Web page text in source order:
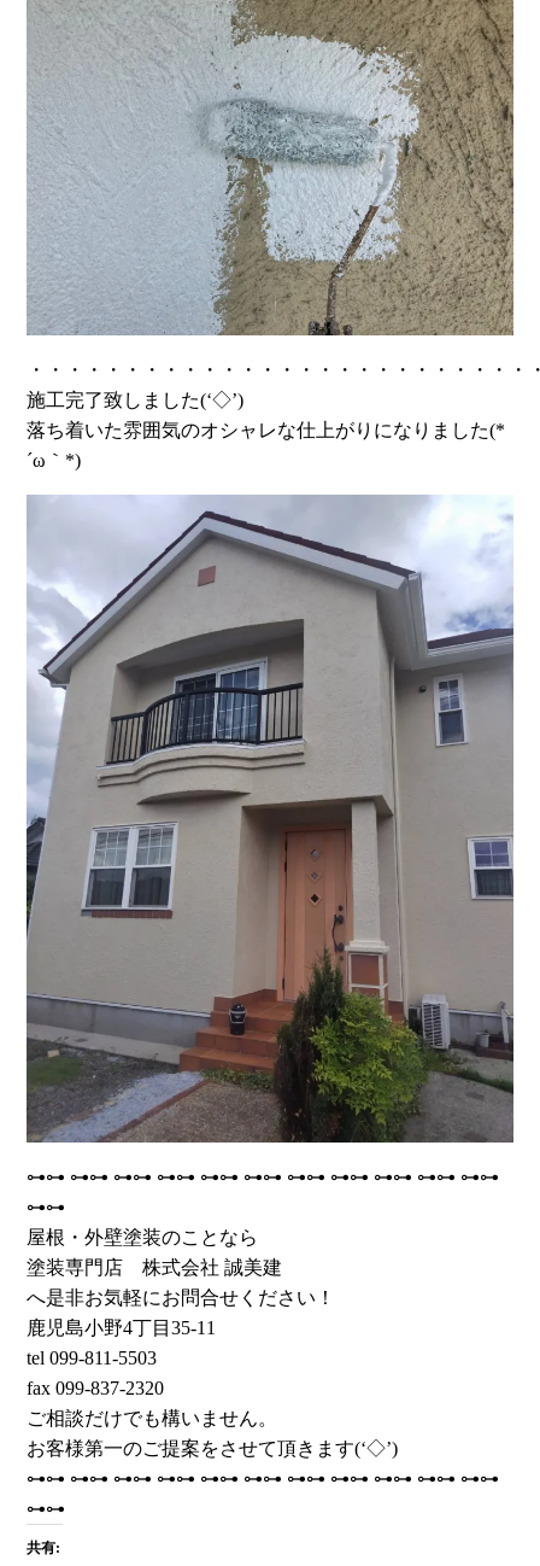
・・・・・・・・・・・・・・・・・・・・・・・・・・
施工完了致しました(‘◇’)ゞ
落ち着いた雰囲気のオシャレな仕上がりになりました(*
´ω｀*)
⊶⊶ ⊶⊶ ⊶⊶ ⊶⊶ ⊶⊶ ⊶⊶ ⊶⊶ ⊶⊶ ⊶⊶ ⊶⊶ ⊶⊶
⊶⊶
屋根・外壁塗装のことなら
塗装専門店 株式会社 誠美建
へ是非お気軽にお問合せください！
鹿児島小野4丁目35-11
tel 099-811-5503
fax 099-837-2320
ご相談だけでも構いません。
お客様第一のご提案をさせて頂きます(‘◇’)ゞ
⊶⊶ ⊶⊶ ⊶⊶ ⊶⊶ ⊶⊶ ⊶⊶ ⊶⊶ ⊶⊶ ⊶⊶ ⊶⊶ ⊶⊶
⊶⊶
共有: